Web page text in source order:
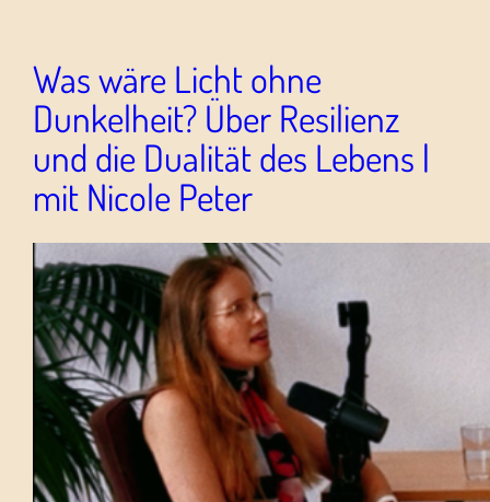
Was wäre Licht ohne
Dunkelheit? Über Resilienz
und die Dualität des Lebens |
mit Nicole Peter